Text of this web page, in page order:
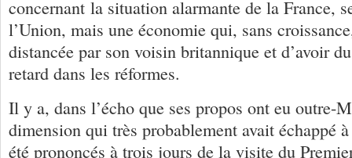
concernant la situation alarmante de la France,
l’Union, mais une économie qui, sans
distancée par son voisin britannique et d’avoir
retard dans les réformes.
Il y a, dans l’écho que ses propos ont eu outre-
dimension qui très probablement avait échappé
été prononcés à trois jours de la visite du